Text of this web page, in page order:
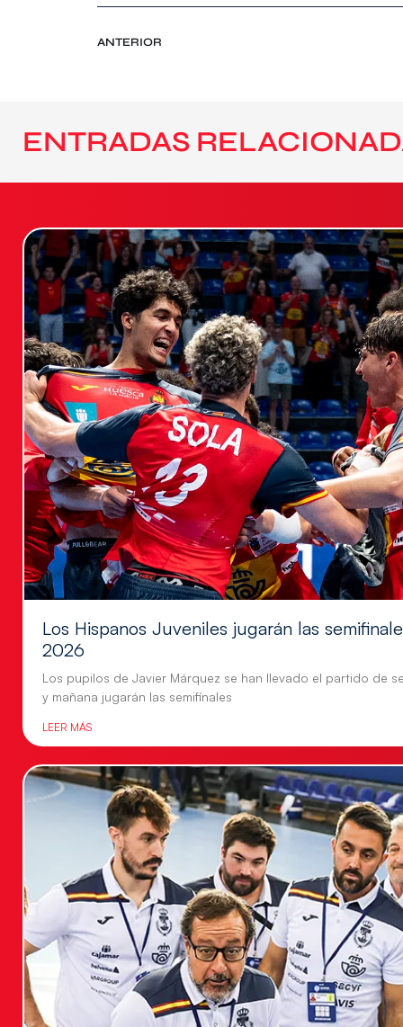
ANTERIOR
ENTRADAS
Los Hispanos Juveniles jugarán las
2026
Los pupilos de Javier Márquez se han llevado el partido de
y mañana jugarán las semifinales
LEER MÁS